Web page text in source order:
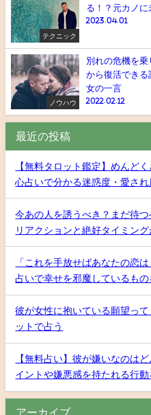
テクニック
る！？元カノ
2023.04.01
ノウハウ
別れの危機を
から復活できる
女の一言
2022.02.12
最近の投稿
【無料タロット鑑定】めんど
心占いで分かる迷惑度・愛され
今あの人を誘うべき？まだ待
リアクションと絶好タイミン
「これを手放せばあなたの恋
占いで幸せを邪魔しているもの
彼が女性に抱いている願望っ
ットで占う
【無料占い】彼が嫌いなのは
イントや嫌悪感を持たれる行動
アーカイブ